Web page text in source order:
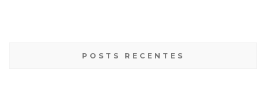
POSTS RECENTES